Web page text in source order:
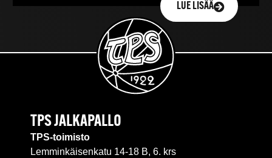
LUE LISÄÄ
TPS JALKAPALLO
TPS-toimisto
Lemminkäisenkatu 14-18 B, 6. krs